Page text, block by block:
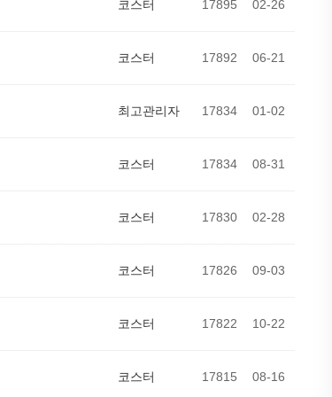
코스터 17895 02-26
코스터 17892 06-21
최고관리자 17834 01-02
코스터 17834 08-31
코스터 17830 02-28
코스터 17826 09-03
코스터 17822 10-22
코스터 17815 08-16